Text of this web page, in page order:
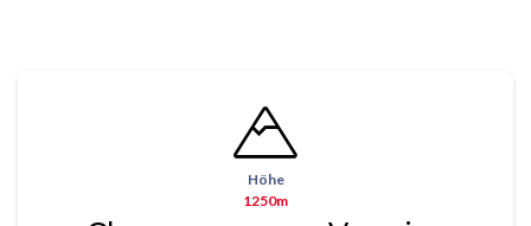
Höhe
1250m